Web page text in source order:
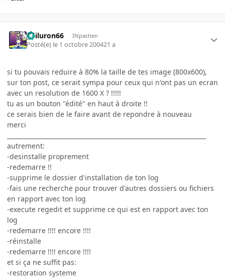
gailuron66 INpactien
Posté(e) le 1 octobre 200421 a
si tu pouvais reduire à 80% la taille de tes image (800x600),
sur ton post, ce serait sympa pour ceux qui n'ont pas un ecran
avec un resolution de 1600 X ? !!!!!
tu as un bouton "édité" en haut à droite !!
ce serais bien de le faire avant de repondre à nouveau
merci
autrement:
-desinstalle proprement
-redemarre !!
-supprime le dossier d'installation de ton log
-fais une recherche pour trouver d'autres dossiers ou fichiers
en rapport avec ton log
-execute regedit et supprime ce qui est en rapport avec ton
log
-redemarre !!!! encore !!!!
-réinstalle
-redemarre !!!! encore !!!!
et si ça ne suffit pas:
-restoration systeme